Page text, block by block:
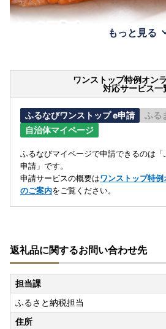
もっと見る
ワンストップ特例オン
対応サービス一
ふるなびワンストップ e申請
ふる
自治体マイページ
ふるなびマイページで申請できるのは
申請」です。
申請サービスの概要はワンストップ特
のご案内をご覧ください。
返礼品に関するお問い合わせ先
担当課
ふるさと納税担当
住所